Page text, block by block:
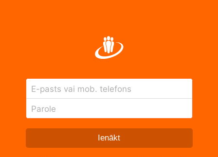
E-pasts vai mob. telefons
Parole
Ienākt